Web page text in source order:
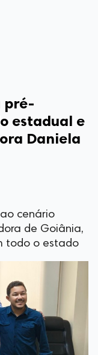
pré-
estadual e
Daniela
cenário
de Goiânia,
todo o estado